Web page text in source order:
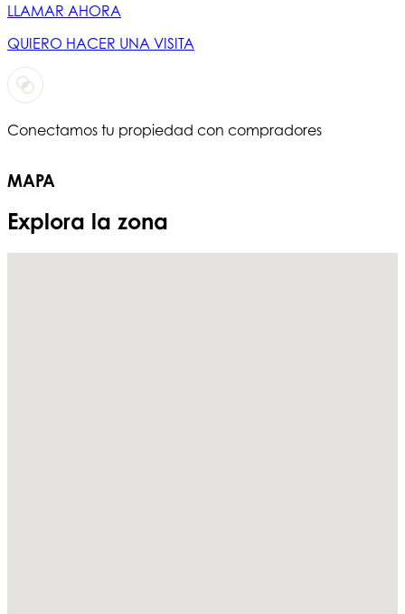
LLAMAR AHORA
QUIERO HACER UNA VISITA
Conectamos tu propiedad con compradores
MAPA
Explora la zona